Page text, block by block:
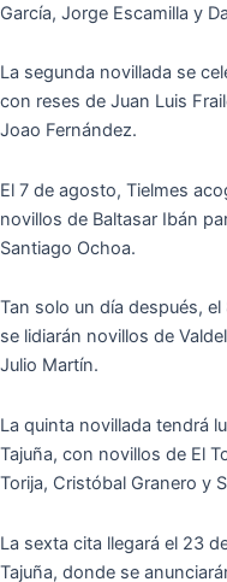
García, Jorge Escamilla y
La segunda novillada se
con reses de Juan Luis
Joao Fernández.
El 7 de agosto, Tielmes
novillos de Baltasar Ibán
Santiago Ochoa.
Tan solo un día después, el
se lidiarán novillos de
Julio Martín.
La quinta novillada tendrá
Tajuña, con novillos de El
Torija, Cristóbal Granero y
La sexta cita llegará el 23
Tajuña, donde se anunciará